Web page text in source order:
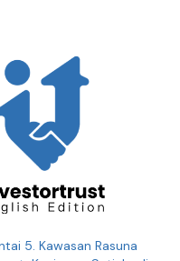
5. Kawasan Rasuna